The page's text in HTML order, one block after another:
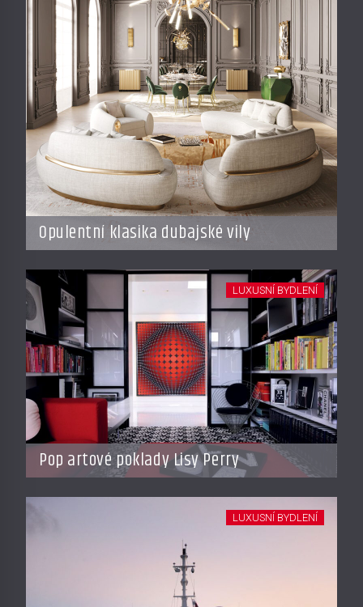
Opulentní klasika dubajské vily
Pop artové poklady Lisy Perry
LUXUSNÍ BYDLENÍ
LUXUSNÍ BYDLENÍ